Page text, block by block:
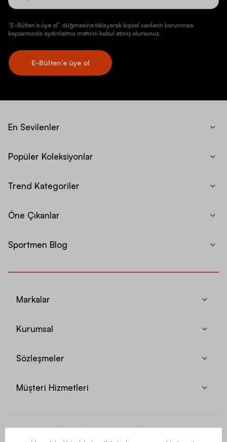
“E-Bülten’e üye ol” düğmesine tıklayarak kişisel verilerin korunması
kapsamında aydınlatma metnini kabul etmiş olursunuz.
E-Bülten’e üye ol
En Sevilenler
Popüler Koleksiyonlar
Trend Kategoriler
Öne Çıkanlar
Sportmen Blog
Markalar
Kurumsal
Sözleşmeler
Müşteri Hizmetleri